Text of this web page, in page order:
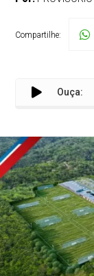
Compartilhe:
Ouça: